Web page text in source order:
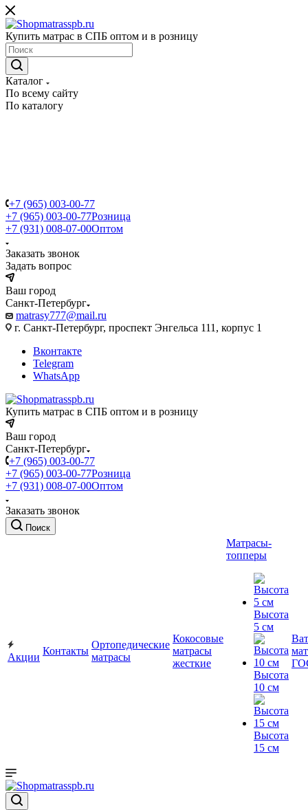
Купить матрас в СПБ оптом и в розницу
Каталог
По всему сайту
По каталогу
+7 (965) 003-00-77
+7 (965) 003-00-77Розница
+7 (931) 008-07-00Оптом
Заказать звонок
Задать вопрос
Ваш город
Санкт-Петербург
matrasy777@mail.ru
г. Санкт-Петербург, проспект Энгельса 111, корпус 1
Вконтакте
Telegram
WhatsApp
Купить матрас в СПБ оптом и в розницу
Ваш город
Санкт-Петербург
+7 (965) 003-00-77
+7 (965) 003-00-77Розница
+7 (931) 008-07-00Оптом
Заказать звонок
Поиск
Акции
Контакты
Ортопедические
матрасы
Кокосовые
матрасы
жесткие
Матрасы-
топперы
Высота
5 см
Высота
10 см
Высота
15 см